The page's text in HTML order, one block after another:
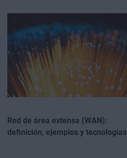
Red de área extensa (WAN):
definición, ejemplos y tecnologías